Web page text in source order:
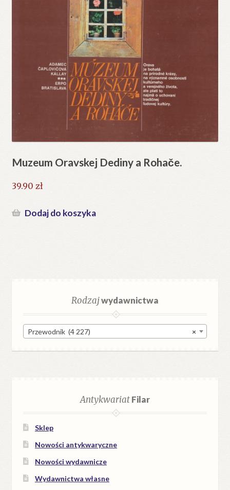
Muzeum Oravskej Dediny a Rohače.
39.90 zł
Dodaj do koszyka
Rodzajwydawnictwa
×
Przewodnik (4 227)
AntykwariatFilar
Sklep
Nowości antykwaryczne
Nowości wydawnicze
Wydawnictwa własne